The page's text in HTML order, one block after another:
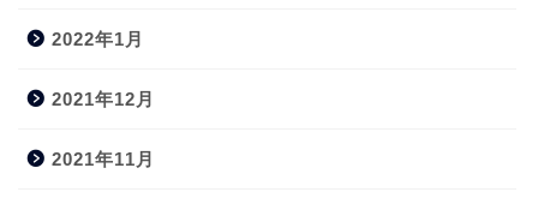
2022年1月
2021年12月
2021年11月